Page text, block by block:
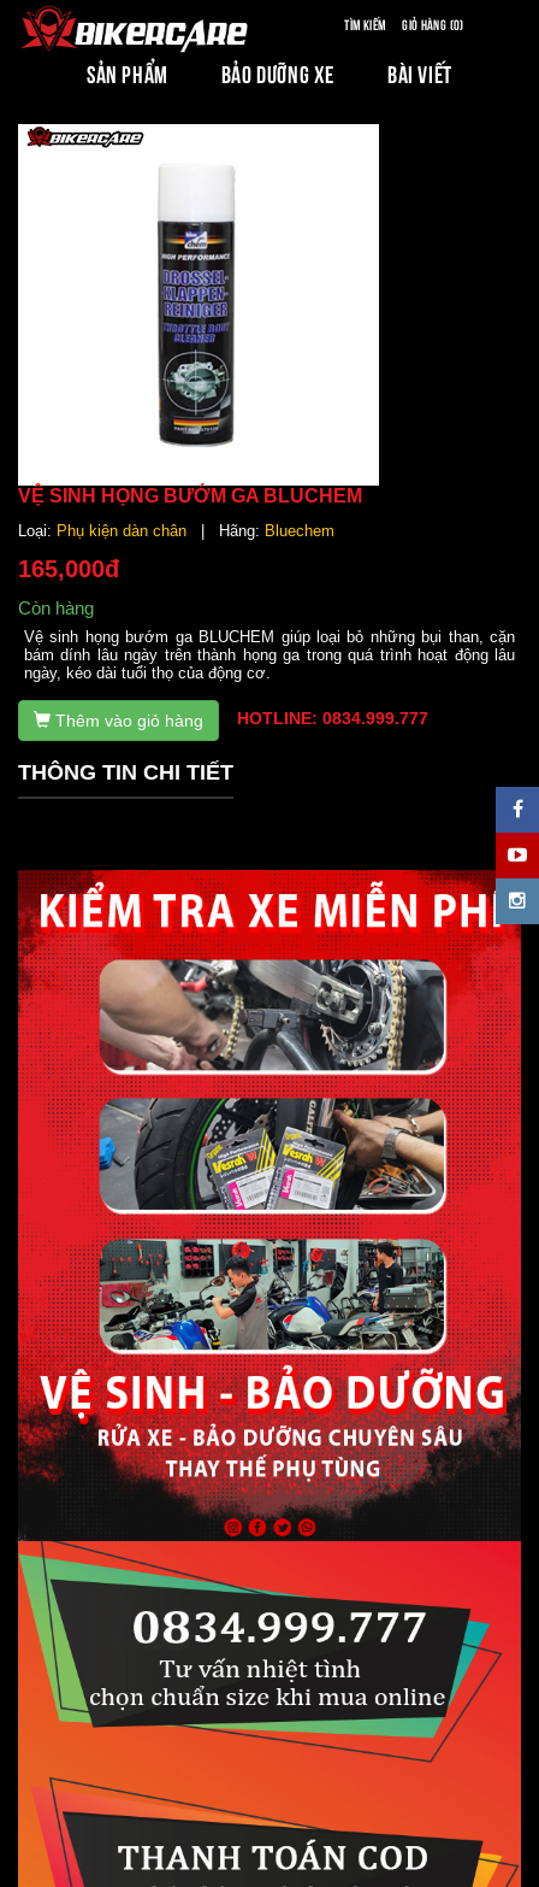
Tìm kiếm Giỏ hàng (0)
SẢN PHẨM BẢO DƯỠNG XE BÀI VIẾT
VỆ SINH HỌNG BƯỚM GA BLUCHEM
Loại: Phụ kiện dàn chân | Hãng: Bluechem
165,000đ
Còn hàng
Vệ sinh họng bướm ga BLUCHEM giúp loại bỏ những bụi than, cặn
bám dính lâu ngày trên thành họng ga trong quá trình hoạt động lâu
ngày, kéo dài tuổi thọ của động cơ.
Thêm vào giỏ hàng HOTLINE: 0834.999.777
THÔNG TIN CHI TIẾT